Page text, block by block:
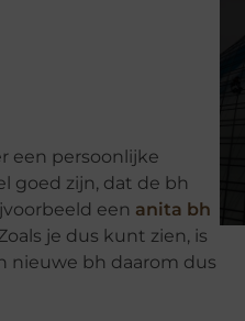
een persoonlijke
goed zijn, dat de bh
een anita bh
je dus kunt zien, is
nieuwe bh daarom dus